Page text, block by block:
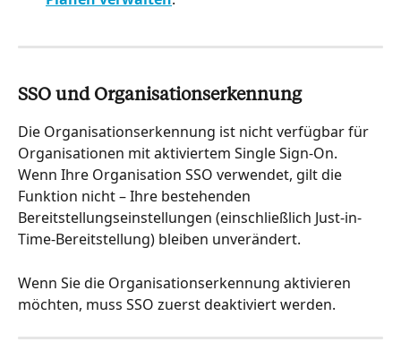
SSO und Organisationserkennung
Die Organisationserkennung ist nicht verfügbar für
Organisationen mit aktiviertem Single Sign-On.
Wenn Ihre Organisation SSO verwendet, gilt die
Funktion nicht – Ihre bestehenden
Bereitstellungseinstellungen (einschließlich Just-in-
Time-Bereitstellung) bleiben unverändert.
Wenn Sie die Organisationserkennung aktivieren
möchten, muss SSO zuerst deaktiviert werden.